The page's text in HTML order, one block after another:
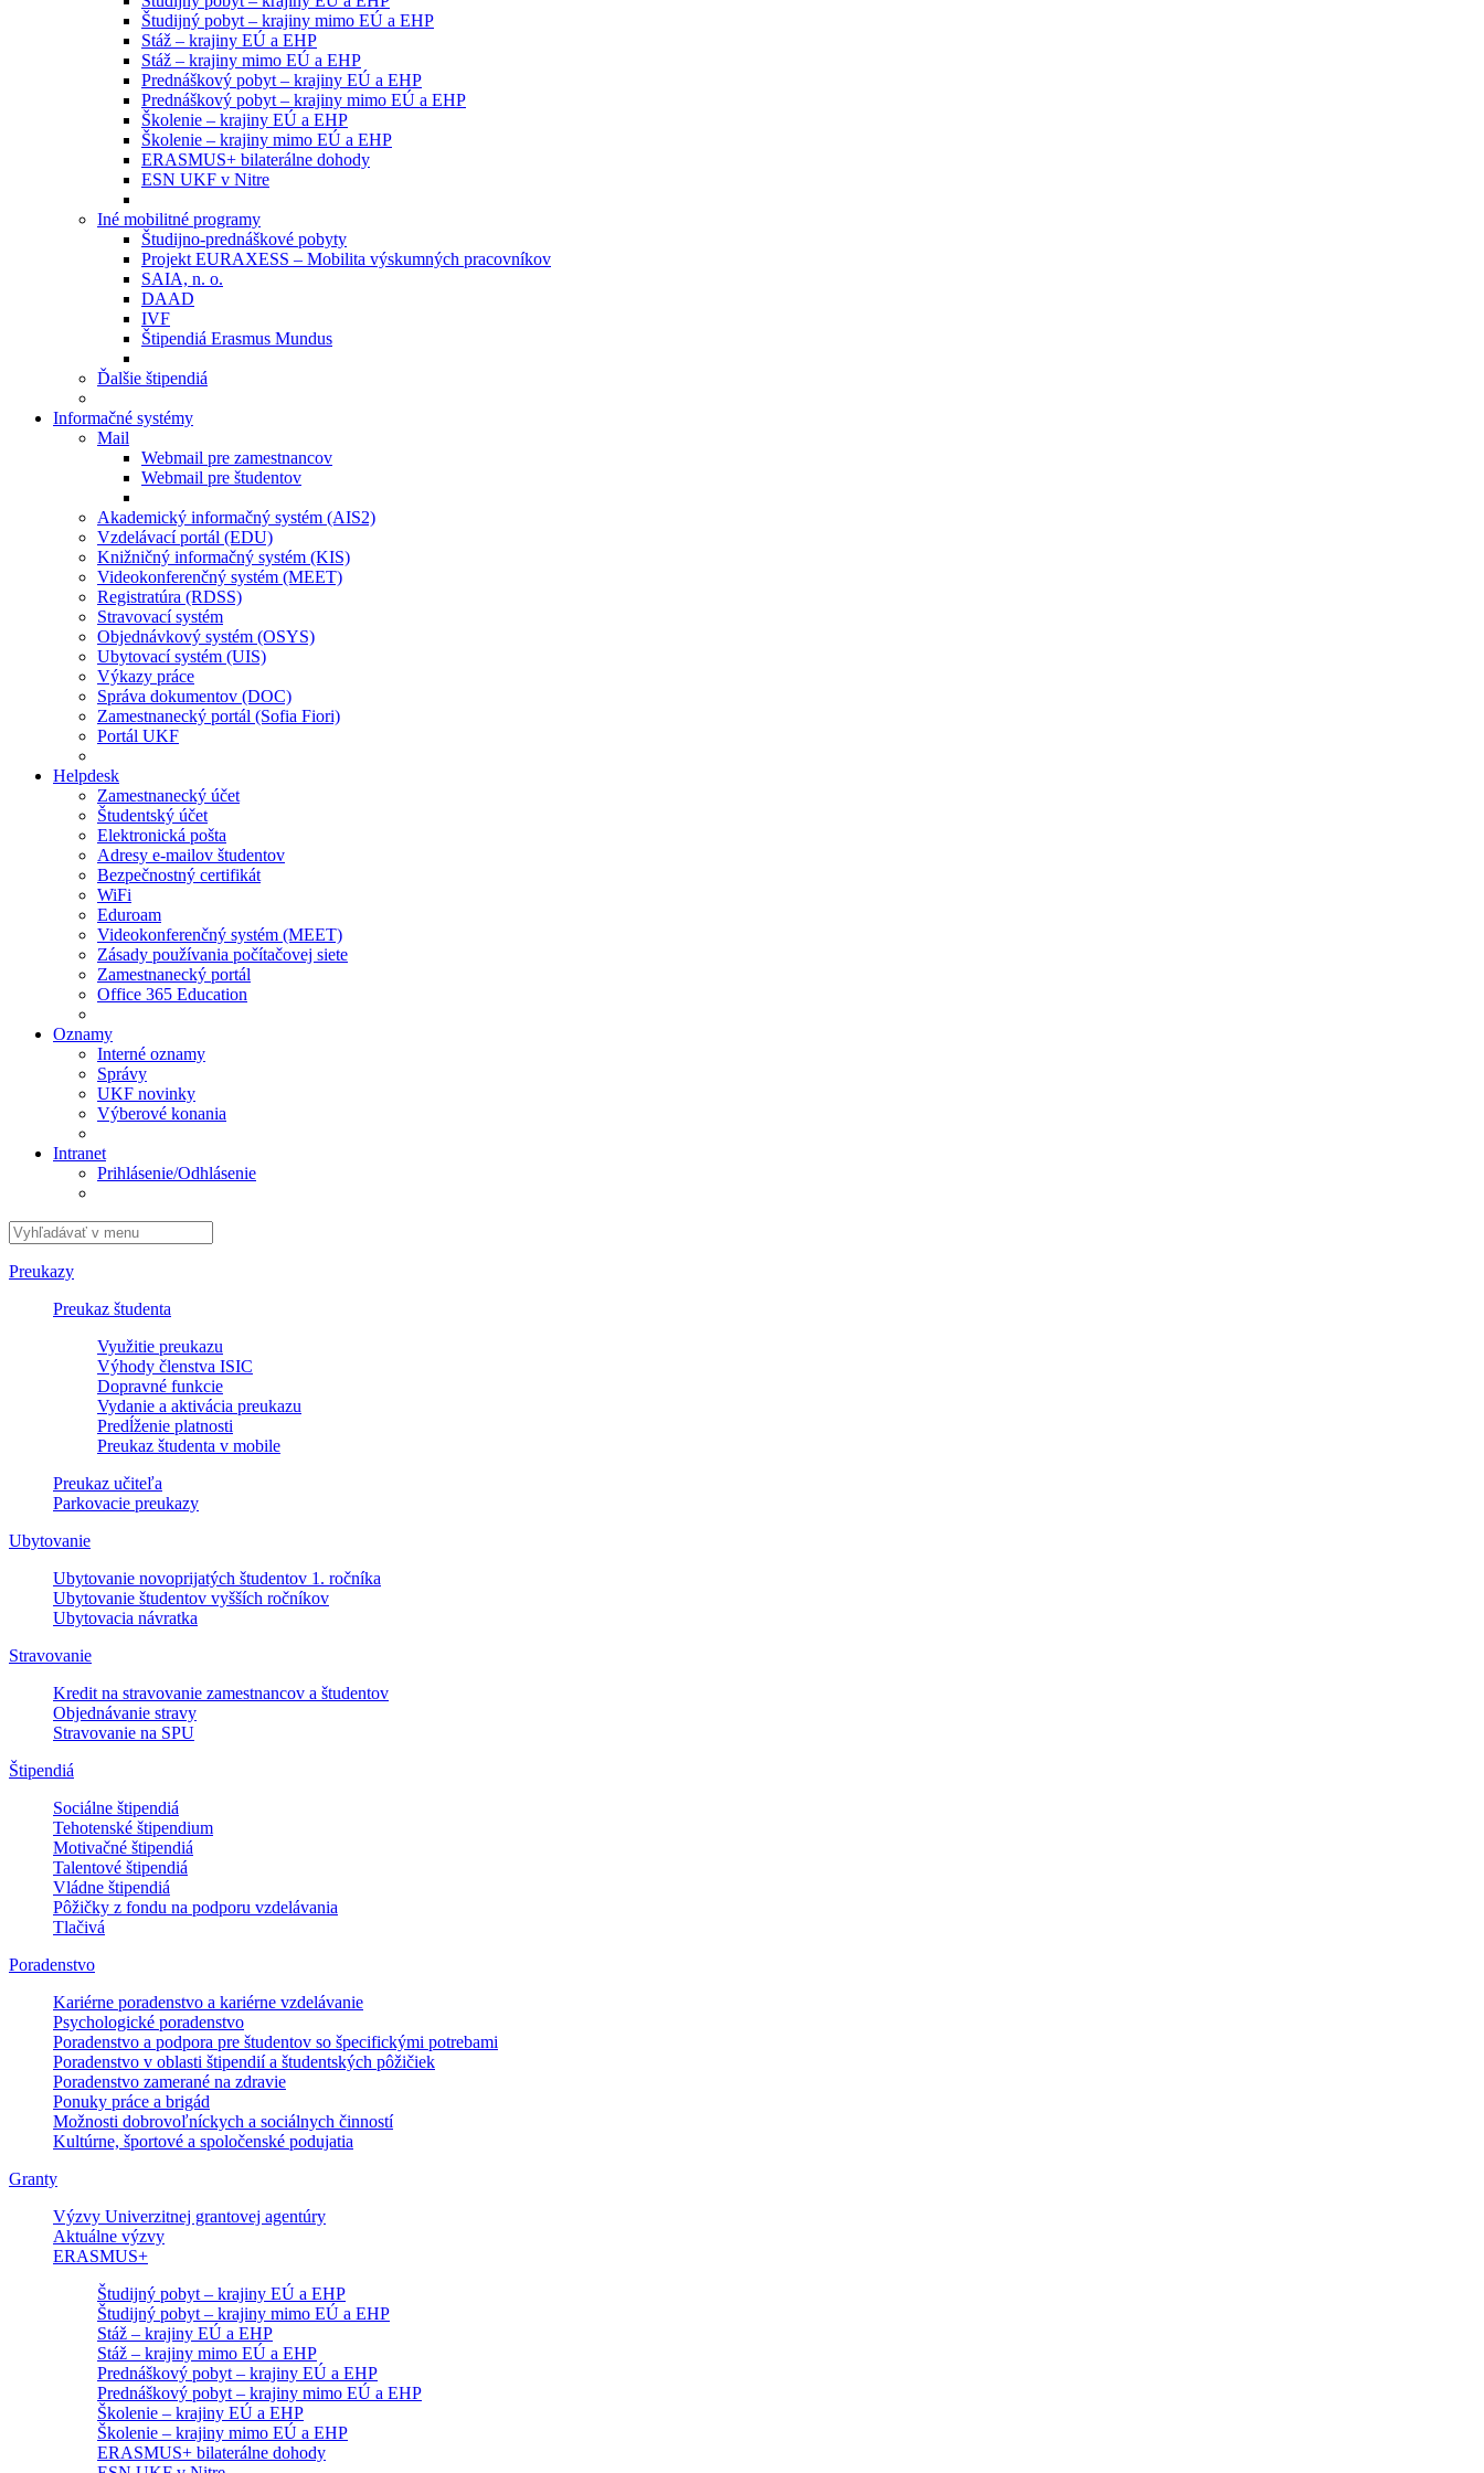
Študijný pobyt – krajiny mimo EÚ a EHP
Stáž – krajiny EÚ a EHP
Stáž – krajiny mimo EÚ a EHP
Prednáškový pobyt – krajiny EÚ a EHP
Prednáškový pobyt – krajiny mimo EÚ a EHP
Školenie – krajiny EÚ a EHP
Školenie – krajiny mimo EÚ a EHP
ERASMUS+ bilaterálne dohody
ESN UKF v Nitre
Iné mobilitné programy
Študijno-prednáškové pobyty
Projekt EURAXESS – Mobilita výskumných pracovníkov
SAIA, n. o.
DAAD
IVF
Štipendiá Erasmus Mundus
Ďalšie štipendiá
Informačné systémy
Mail
Webmail pre zamestnancov
Webmail pre študentov
Akademický informačný systém (AIS2)
Vzdelávací portál (EDU)
Knižničný informačný systém (KIS)
Videokonferenčný systém (MEET)
Registratúra (RDSS)
Stravovací systém
Objednávkový systém (OSYS)
Ubytovací systém (UIS)
Výkazy práce
Správa dokumentov (DOC)
Zamestnanecký portál (Sofia Fiori)
Portál UKF
Helpdesk
Zamestnanecký účet
Študentský účet
Elektronická pošta
Adresy e-mailov študentov
Bezpečnostný certifikát
WiFi
Eduroam
Videokonferenčný systém (MEET)
Zásady používania počítačovej siete
Zamestnanecký portál
Office 365 Education
Oznamy
Interné oznamy
Správy
UKF novinky
Výberové konania
Intranet
Prihlásenie/Odhlásenie
Preukazy
Preukaz študenta
Využitie preukazu
Výhody členstva ISIC
Dopravné funkcie
Vydanie a aktivácia preukazu
Predĺženie platnosti
Preukaz študenta v mobile
Preukaz učiteľa
Parkovacie preukazy
Ubytovanie
Ubytovanie novoprijatých študentov 1. ročníka
Ubytovanie študentov vyšších ročníkov
Ubytovacia návratka
Stravovanie
Kredit na stravovanie zamestnancov a študentov
Objednávanie stravy
Stravovanie na SPU
Štipendiá
Sociálne štipendiá
Tehotenské štipendium
Motivačné štipendiá
Talentové štipendiá
Vládne štipendiá
Pôžičky z fondu na podporu vzdelávania
Tlačivá
Poradenstvo
Kariérne poradenstvo a kariérne vzdelávanie
Psychologické poradenstvo
Poradenstvo a podpora pre študentov so špecifickými potrebami
Poradenstvo v oblasti štipendií a študentských pôžičiek
Poradenstvo zamerané na zdravie
Ponuky práce a brigád
Možnosti dobrovoľníckych a sociálnych činností
Kultúrne, športové a spoločenské podujatia
Granty
Výzvy Univerzitnej grantovej agentúry
Aktuálne výzvy
ERASMUS+
Študijný pobyt – krajiny EÚ a EHP
Študijný pobyt – krajiny mimo EÚ a EHP
Stáž – krajiny EÚ a EHP
Stáž – krajiny mimo EÚ a EHP
Prednáškový pobyt – krajiny EÚ a EHP
Prednáškový pobyt – krajiny mimo EÚ a EHP
Školenie – krajiny EÚ a EHP
Školenie – krajiny mimo EÚ a EHP
ERASMUS+ bilaterálne dohody